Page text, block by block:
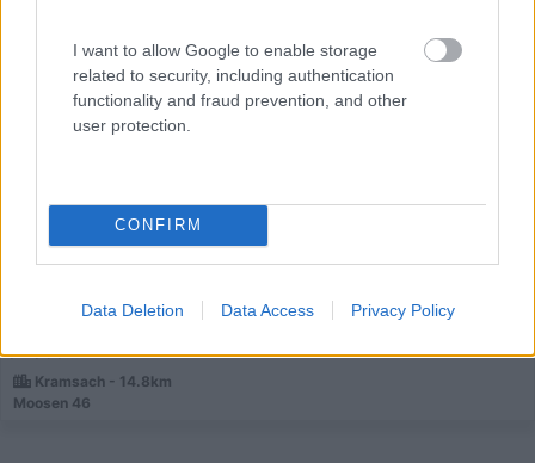
I want to allow Google to enable storage
related to security, including authentication
functionality and fraud prevention, and other
user protection.
CONFIRM
Data Deletion Data Access Privacy Policy
Campeggio
Camping Seeblick Toni
Campeggio immerso tra le montagne del Tirolo e con
affacc...
Kramsach - 14.8km
Moosen 46